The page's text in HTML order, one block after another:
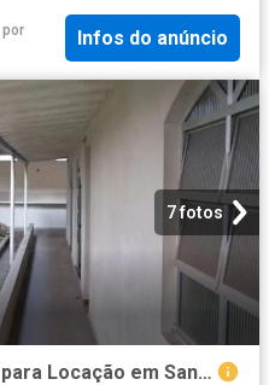
por
Infos do anúncio
7 fotos
Casa / Sobrado Comercial para Locação em Santos/SP Gonzaga 5 Quartos